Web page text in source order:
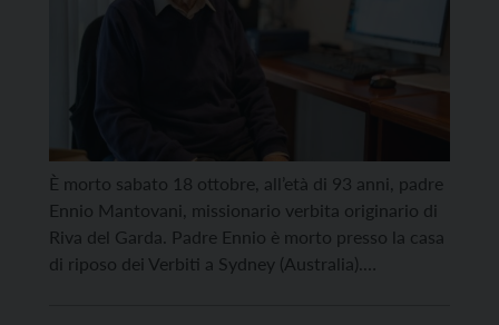
È morto sabato 18 ottobre, all’età di 93 anni, padre
Ennio Mantovani, missionario verbita originario di
Riva del Garda. Padre Ennio è morto presso la casa
di riposo dei Verbiti a Sydney (Australia).